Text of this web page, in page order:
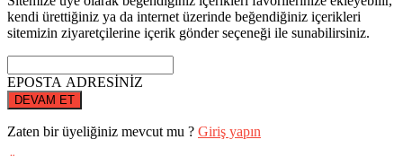
kendi ürettiğiniz ya da internet üzerinde beğendiğiniz içerikleri
sitemizin ziyaretçilerine içerik gönder seçeneği ile sunabilirsiniz.
EPOSTA ADRESİNİZ
DEVAM ET
Zaten bir üyeliğiniz mevcut mu ? Giriş yapın